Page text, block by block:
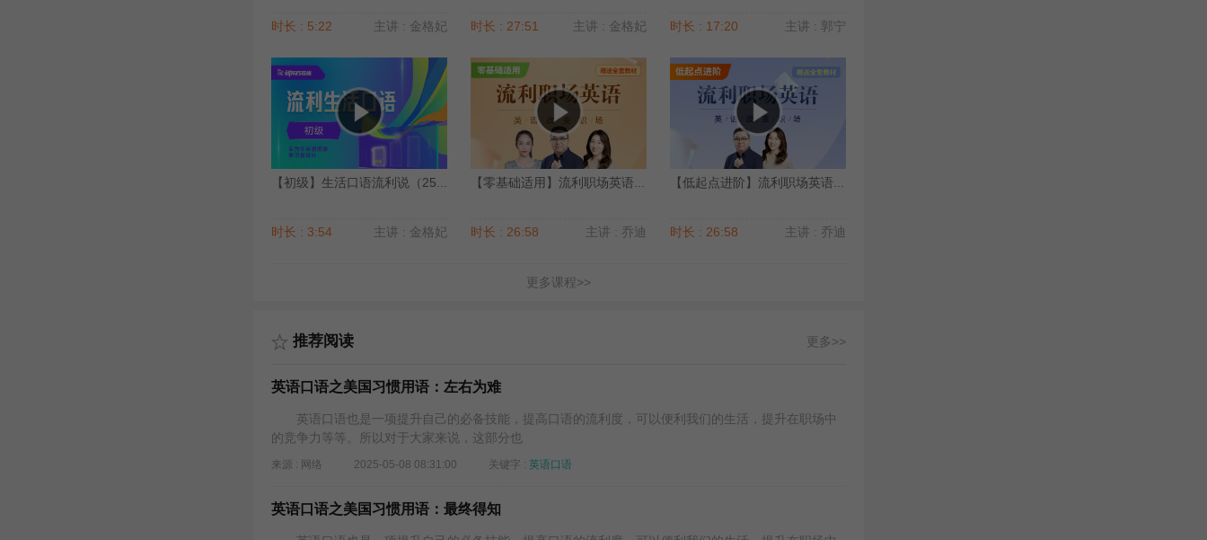
时长 : 5:22 主讲 : 金格妃 时长 : 27:51 主讲 : 金格妃 时长 : 17:20 主讲 : 郭宁
【初级】生活口语流利说（25...
时长 : 3:54 主讲 : 金格妃
【零基础适用】流利职场英语...
时长 : 26:58 主讲 : 乔迪
【低起点进阶】流利职场英语...
时长 : 26:58 主讲 : 乔迪
更多课程>>
推荐阅读 更多>>
英语口语之美国习惯用语：左右为难
英语口语也是一项提升自己的必备技能，提高口语的流利度，可以便利我们的生活，提升在职场中
的竞争力等等。所以对于大家来说，这部分也
来源 : 网络 2025-05-08 08:31:00 关键字 : 英语口语
英语口语之美国习惯用语：最终得知